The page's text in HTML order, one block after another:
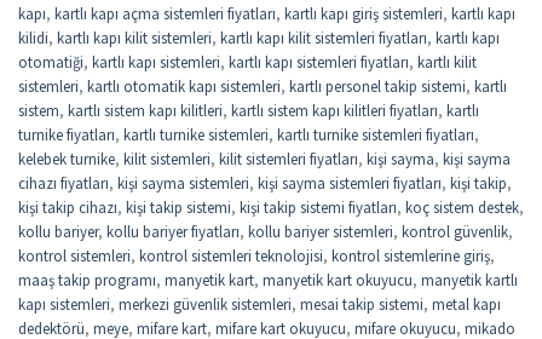
kapı, kartlı kapı açma sistemleri fiyatları, kartlı kapı giriş sistemleri, kartlı kapı
kilidi, kartlı kapı kilit sistemleri, kartlı kapı kilit sistemleri fiyatları, kartlı kapı
otomatiği, kartlı kapı sistemleri, kartlı kapı sistemleri fiyatları, kartlı kilit
sistemleri, kartlı otomatik kapı sistemleri, kartlı personel takip sistemi, kartlı
sistem, kartlı sistem kapı kilitleri, kartlı sistem kapı kilitleri fiyatları, kartlı
turnike fiyatları, kartlı turnike sistemleri, kartlı turnike sistemleri fiyatları,
kelebek turnike, kilit sistemleri, kilit sistemleri fiyatları, kişi sayma, kişi sayma
cihazı fiyatları, kişi sayma sistemleri, kişi sayma sistemleri fiyatları, kişi takip,
kişi takip cihazı, kişi takip sistemi, kişi takip sistemi fiyatları, koç sistem destek,
kollu bariyer, kollu bariyer fiyatları, kollu bariyer sistemleri, kontrol güvenlik,
kontrol sistemleri, kontrol sistemleri teknolojisi, kontrol sistemlerine giriş,
maaş takip programı, manyetik kart, manyetik kart okuyucu, manyetik kartlı
kapı sistemleri, merkezi güvenlik sistemleri, mesai takip sistemi, metal kapı
dedektörü, meye, mifare kart, mifare kart okuyucu, mifare okuyucu, mikado